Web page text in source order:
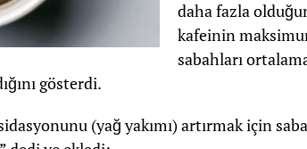
daha fazla
kafeinin
sabahları
gösterdi.
(yağ yakımı) artırmak için